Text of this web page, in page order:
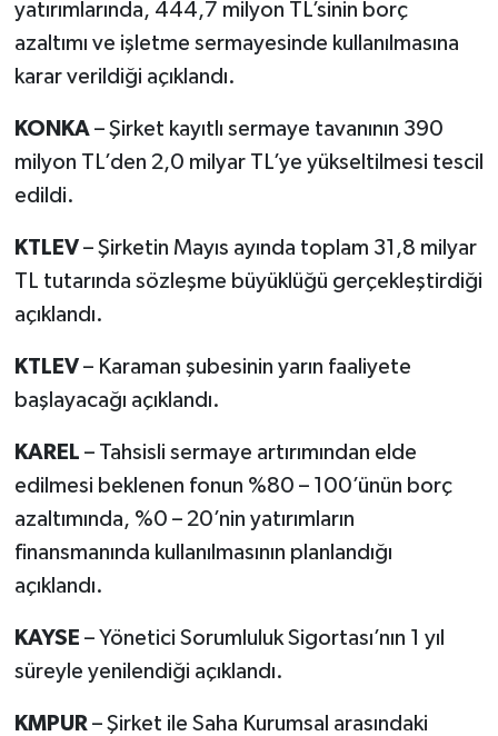
yatırımlarında, 444,7 milyon TL’sinin borç
azaltımı ve işletme sermayesinde kullanılmasına
karar verildiği açıklandı.
KONKA – Şirket kayıtlı sermaye tavanının 390
milyon TL’den 2,0 milyar TL’ye yükseltilmesi tescil
edildi.
KTLEV – Şirketin Mayıs ayında toplam 31,8 milyar
TL tutarında sözleşme büyüklüğü gerçekleştirdiği
açıklandı.
KTLEV – Karaman şubesinin yarın faaliyete
başlayacağı açıklandı.
KAREL – Tahsisli sermaye artırımından elde
edilmesi beklenen fonun %80 – 100’ünün borç
azaltımında, %0 – 20’nin yatırımların
finansmanında kullanılmasının planlandığı
açıklandı.
KAYSE – Yönetici Sorumluluk Sigortası’nın 1 yıl
süreyle yenilendiği açıklandı.
KMPUR – Şirket ile Saha Kurumsal arasındaki